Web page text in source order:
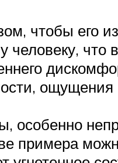
чтобы его
что
особенно
примера